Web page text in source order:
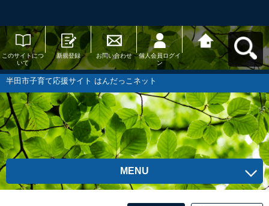
このサイトにつ
いて
新規登録 お問い合わせ
個人会員ログイ
ン
半田市子育て応
援サイト はんだ
っこネットへ戻
半田市子育て応援サイト はんだっこネット
MENU